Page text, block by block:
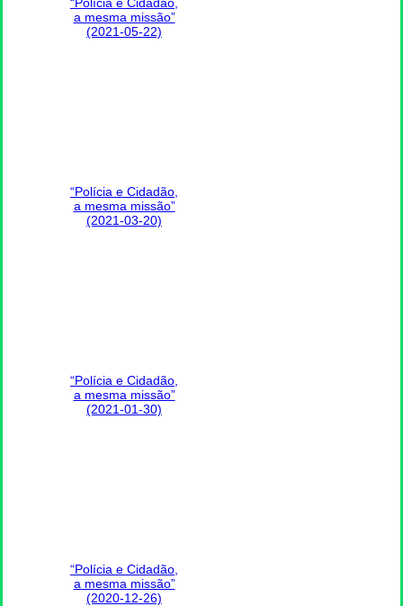
a mesma missão”
(2021-05-22)
“Polícia e Cidadão,
a mesma missão”
(2021-03-20)
“Polícia e Cidadão,
a mesma missão”
(2021-01-30)
“Polícia e Cidadão,
a mesma missão”
(2020-12-26)